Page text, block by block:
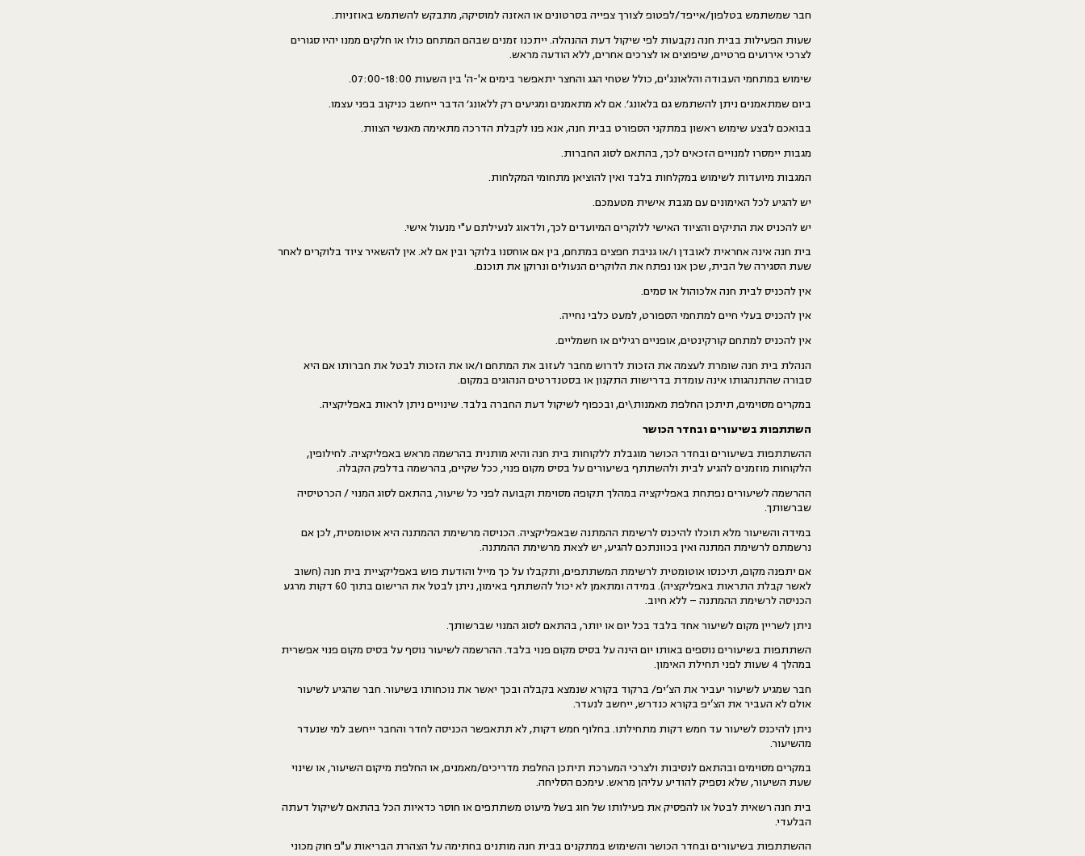
חבר שמשתמש בטלפון/אייפד/לפטופ לצורך צפייה בסרטונים או האזנה למוסיקה, מתבקש להשתמש באוזניות.
שעות הפעילות בבית חנה נקבעות לפי שיקול דעת ההנהלה. ייתכנו זמנים שבהם המתחם כולו או חלקים ממנו יהיו סגורים
לצרכי אירועים פרטיים, שיפוצים או לצרכים אחרים, ללא הודעה מראש.
שימוש במתחמי העבודה והלאונג'ים, כולל שטחי הגג והחצר יתאפשר בימים א'-ה' בין השעות 07:00-18:00.
ביום שמתאמנים ניתן להשתמש גם בלאונג׳. אם לא מתאמנים ומגיעים רק ללאונג׳ הדבר ייחשב כניקוב בפני עצמו.
בבואכם לבצע שימוש ראשון במתקני הספורט בבית חנה, אנא פנו לקבלת הדרכה מתאימה מאנשי הצוות.
מגבות יימסרו למנויים הזכאים לכך, בהתאם לסוג החברות.
המגבות מיועדות לשימוש במקלחות בלבד ואין להוציאן מתחומי המקלחות.
יש להגיע לכל האימונים עם מגבת אישית מטעמכם.
יש להכניס את התיקים והציוד האישי ללוקרים המיועדים לכך, ולדאוג לנעילתם ע"י מנעול אישי.
בית חנה אינה אחראית לאובדן ו/או גניבת חפצים במתחם, בין אם אוחסנו בלוקר ובין אם לא. אין להשאיר ציוד בלוקרים לאחר
שעת הסגירה של הבית, שכן אנו נפתח את הלוקרים הנעולים ונרוקן את תוכנם.
אין להכניס לבית חנה אלכוהול או סמים.
אין להכניס בעלי חיים למתחמי הספורט, למעט כלבי נחייה.
אין להכניס למתחם קורקינטים, אופניים רגילים או חשמליים.
הנהלת בית חנה שומרת לעצמה את הזכות לדרוש מחבר לעזוב את המתחם ו/או את הזכות לבטל את חברותו אם היא
סבורה שהתנהגותו אינה עומדת בדרישות התקנון או בסטנדרטים הנהוגים במקום.
במקרים מסוימים, תיתכן החלפת מאמנות\ים, ובכפוף לשיקול דעת החברה בלבד. שינויים ניתן לראות באפליקציה.
השתתפות בשיעורים ובחדר הכושר
ההשתתפות בשיעורים ובחדר הכושר מוגבלת ללקוחות בית חנה והיא מותנית בהרשמה מראש באפליקציה. לחילופין,
הלקוחות מוזמנים להגיע לבית ולהשתתף בשיעורים על בסיס מקום פנוי, ככל שקיים, בהרשמה בדלפק הקבלה.
ההרשמה לשיעורים נפתחת באפליקציה במהלך תקופה מסוימת וקבועה לפני כל שיעור, בהתאם לסוג המנוי / הכרטיסיה
שברשותך.
במידה והשיעור מלא תוכלו להיכנס לרשימת ההמתנה שבאפליקציה. הכניסה מרשימת ההמתנה היא אוטומטית, לכן אם
נרשמתם לרשימת המתנה ואין בכוונתכם להגיע, יש לצאת מרשימת ההמתנה.
אם יתפנה מקום, תיכנסו אוטומטית לרשימת המשתתפים, ותקבלו על כך מייל והודעת פוש באפליקציית בית חנה (חשוב
לאשר קבלת התראות באפליקציה). במידה ומתאמן לא יכול להשתתף באימון, ניתן לבטל את הרישום בתוך 60 דקות מרגע
הכניסה לרשימת ההמתנה – ללא חיוב.
ניתן לשריין מקום לשיעור אחד בלבד בכל יום או יותר, בהתאם לסוג המנוי שברשותך.
השתתפות בשיעורים נוספים באותו יום הינה על בסיס מקום פנוי בלבד. ההרשמה לשיעור נוסף על בסיס מקום פנוי אפשרית
במהלך 4 שעות לפני תחילת האימון.
חבר שמגיע לשיעור יעביר את הצ’יפ/ ברקוד בקורא שנמצא בקבלה ובכך יאשר את נוכחותו בשיעור. חבר שהגיע לשיעור
אולם לא העביר את הצ’יפ בקורא כנדרש, ייחשב לנעדר.
ניתן להיכנס לשיעור עד חמש דקות מתחילתו. בחלוף חמש דקות, לא תתאפשר הכניסה לחדר והחבר ייחשב למי שנעדר
מהשיעור.
​​במקרים מסוימים ובהתאם לנסיבות ולצרכי המערכת תיתכן החלפת מדריכים/מאמנים, או החלפת מיקום השיעור, או שינוי
שעת השיעור, שלא נספיק להודיע עליהן מראש.עימכם הסליחה.
בית חנה רשאית לבטל או להפסיק את פעילותו של חוג בשל מיעוט משתתפים או חוסר כדאיות הכל בהתאם לשיקול דעתה
הבלעדי.
ההשתתפות בשיעורים ובחדר הכושר והשימוש במתקנים בבית חנה מותנים בחתימה על הצהרת הבריאות ע"פ חוק מכוני